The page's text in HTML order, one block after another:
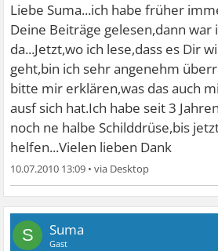
Liebe Suma...ich habe früher
Deine Beiträge gelesen,dann
da...Jetzt,wo ich lese,dass es Dir
geht,bin ich sehr angenehm
bitte mir erklären,was das auch
ausf sich hat.Ich habe seit 3
noch ne halbe Schilddrüse,bis
helfen...Vielen lieben Dank
10.07.2010 13:09 •
S Suma
Gast